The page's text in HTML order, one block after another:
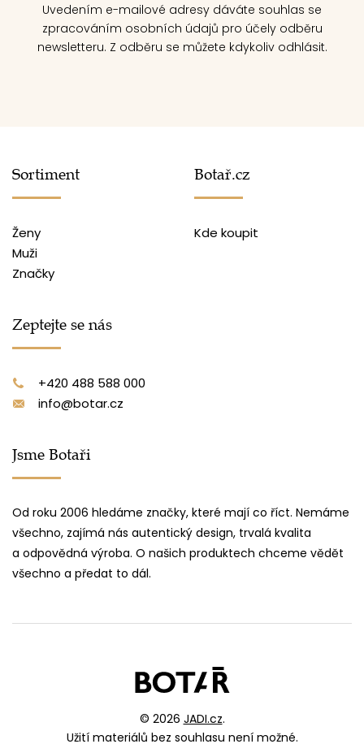
Uvedením e-mailové adresy dáváte souhlas se
zpracováním osobních údajů pro účely odběru
newsletteru. Z odběru se můžete kdykoliv odhlásit.
Sortiment
Ženy
Muži
Značky
Botař.cz
Kde koupit
Zeptejte se nás
+420 488 588 000
info@botar.cz
Jsme Botaři
Od roku 2006 hledáme značky, které mají co říct. Nemáme
všechno, zajímá nás autentický design, trvalá kvalita
a odpovědná výroba. O našich produktech chceme vědět
všechno a předat to dál.
© 2026 JADI.cz.
Užití materiálů bez souhlasu není možné.